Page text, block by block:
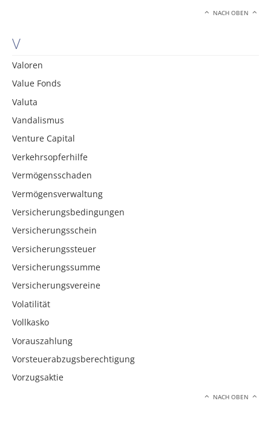
NACH OBEN
V
Valoren
Value Fonds
Valuta
Vandalismus
Venture Capital
Verkehrsopferhilfe
Vermögensschaden
Vermögensverwaltung
Versicherungsbedingungen
Versicherungsschein
Versicherungssteuer
Versicherungssumme
Versicherungsvereine
Volatilität
Vollkasko
Vorauszahlung
Vorsteuerabzugsberechtigung
Vorzugsaktie
NACH OBEN